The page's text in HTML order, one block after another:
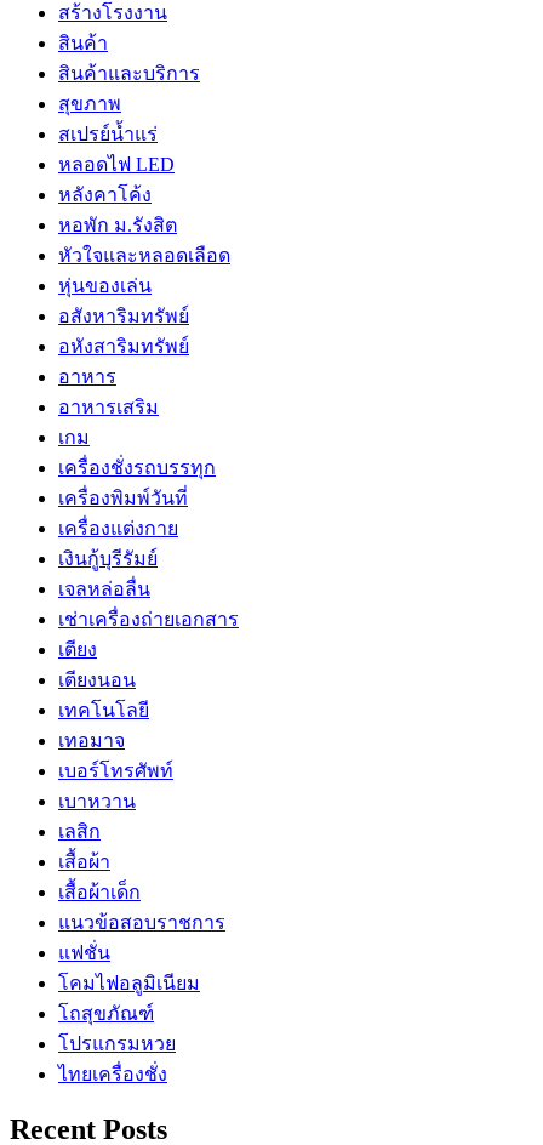
สร้างโรงงาน
สินค้า
สินค้าและบริการ
สุขภาพ
สเปรย์น้ำแร่
หลอดไฟ LED
หลังคาโค้ง
หอพัก ม.รังสิต
หัวใจและหลอดเลือด
หุ่นของเล่น
อสังหาริมทรัพย์
อหังสาริมทรัพย์
อาหาร
อาหารเสริม
เกม
เครื่องชั่งรถบรรทุก
เครื่องพิมพ์วันที่
เครื่องแต่งกาย
เงินกู้บุรีรัมย์
เจลหล่อลื่น
เช่าเครื่องถ่ายเอกสาร
เตียง
เตียงนอน
เทคโนโลยี
เทอมาจ
เบอร์โทรศัพท์
เบาหวาน
เลสิก
เสื้อผ้า
เสื้อผ้าเด็ก
แนวข้อสอบราชการ
แฟชั่น
โคมไฟอลูมิเนียม
โถสุขภัณฑ์
โปรแกรมหวย
ไทยเครื่องชั่ง
Recent Posts